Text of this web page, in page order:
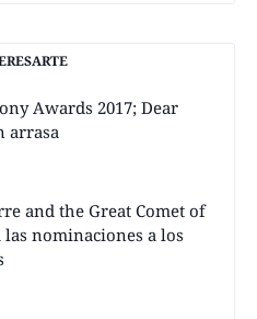
Awards 2017; Dear
arrasa
and the Great Comet of
las nominaciones a los